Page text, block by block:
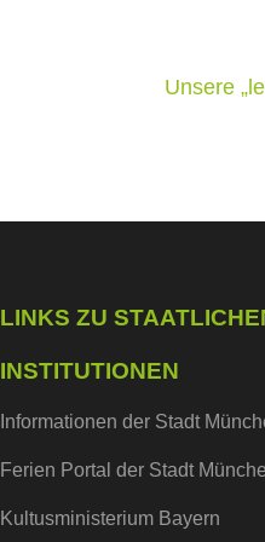
Unsere
LINKS ZU
INSTITUTIONEN
Informationen der Stadt
Ferien Portal der Stadt
Kultusministerium Bayern